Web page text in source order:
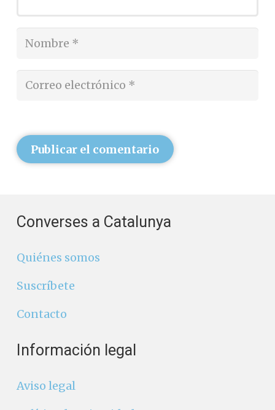
Publicar el comentario
Converses a Catalunya
Quiénes somos
Suscríbete
Contacto
Información legal
Aviso legal